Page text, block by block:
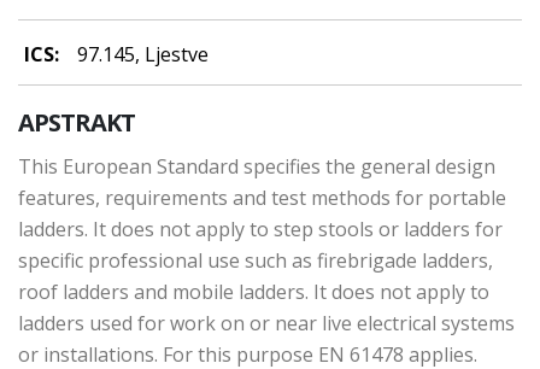
ICS: 97.145, Ljestve
APSTRAKT
This European Standard specifies the general design
features, requirements and test methods for portable
ladders. It does not apply to step stools or ladders for
specific professional use such as firebrigade ladders,
roof ladders and mobile ladders. It does not apply to
ladders used for work on or near live electrical systems
or installations. For this purpose EN 61478 applies.